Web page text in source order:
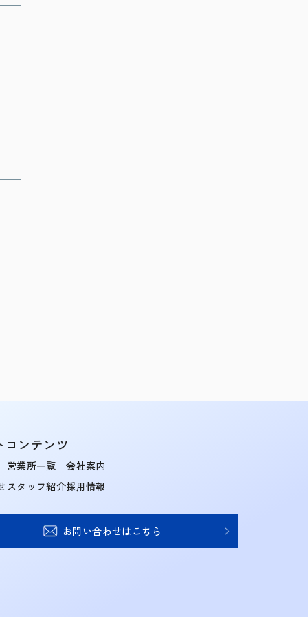
コンテンツ
営業所一覧
スタッフ紹介
会社案内
採用情報
お問い合わせはこちら